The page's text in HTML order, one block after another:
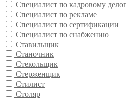
Специалист по кадровому
Специалист по рекламе
Специалист по сертификации
Специалист по снабжению
Ставильщик
Станочник
Стекольщик
Стерженщик
Стилист
Столяр